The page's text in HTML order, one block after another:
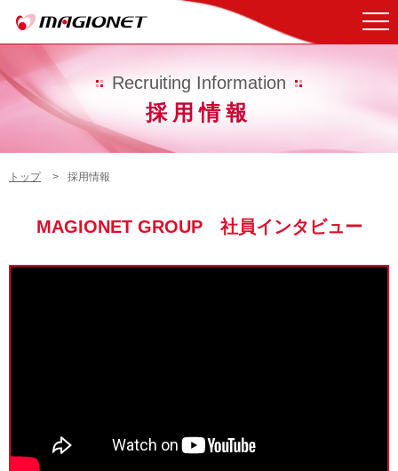
Recruiting Information
採用情報
トップ 採用情報
MAGIONET GROUP 社員インタビュー